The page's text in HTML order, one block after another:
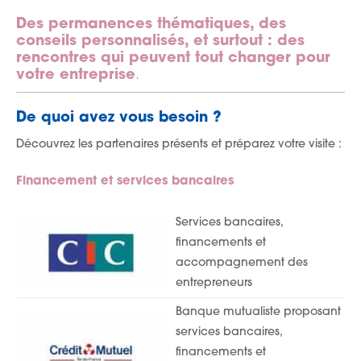
Des permanences thématiques, des
conseils personnalisés, et surtout : des
rencontres qui peuvent tout changer pour
votre entreprise.
De quoi avez vous besoin ?
Découvrez les partenaires présents et préparez votre visite :
Financement et services bancaires
Services bancaires,
financements et
accompagnement des
entrepreneurs
Banque mutualiste proposant
services bancaires,
financements et